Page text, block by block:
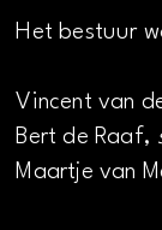
Het bestuur
Vincent van
Bert de Raaf,
Maartje van